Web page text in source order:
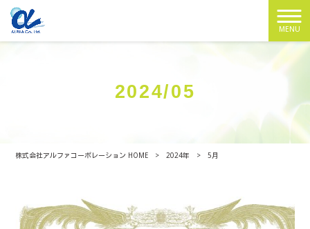
MENU
2024/05
株式会社アルファコーポレーション HOME > 2024年 > 5月